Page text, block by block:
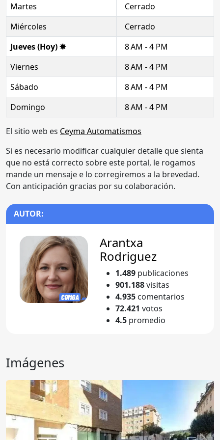
Martes
Cerrado
Miércoles
Cerrado
Jueves (Hoy) ✸
8 AM - 4 PM
Viernes
8 AM - 4 PM
Sábado
8 AM - 4 PM
Domingo
8 AM - 4 PM
El sitio web es Ceyma Automatismos
Si es necesario modificar cualquier detalle que sienta
que no está correcto sobre este portal, le rogamos
mande un mensaje e lo corregiremos a la brevedad.
Con anticipación gracias por su colaboración.
AUTOR:
Arantxa
Rodriguez
1.489 publicaciones
901.188visitas
4.935 comentarios
72.421 votos
4.5 promedio
Imágenes